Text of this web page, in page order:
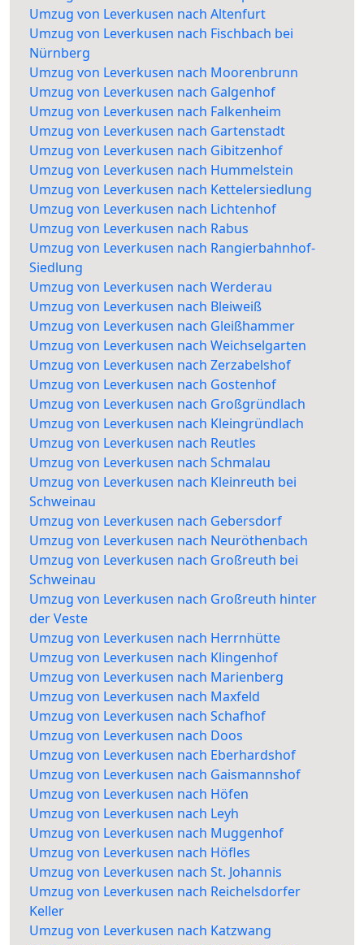
Umzug von Leverkusen nach Altenfurt
Umzug von Leverkusen nach Fischbach bei
Nürnberg
Umzug von Leverkusen nach Moorenbrunn
Umzug von Leverkusen nach Galgenhof
Umzug von Leverkusen nach Falkenheim
Umzug von Leverkusen nach Gartenstadt
Umzug von Leverkusen nach Gibitzenhof
Umzug von Leverkusen nach Hummelstein
Umzug von Leverkusen nach Kettelersiedlung
Umzug von Leverkusen nach Lichtenhof
Umzug von Leverkusen nach Rabus
Umzug von Leverkusen nach Rangierbahnhof-
Siedlung
Umzug von Leverkusen nach Werderau
Umzug von Leverkusen nach Bleiweiß
Umzug von Leverkusen nach Gleißhammer
Umzug von Leverkusen nach Weichselgarten
Umzug von Leverkusen nach Zerzabelshof
Umzug von Leverkusen nach Gostenhof
Umzug von Leverkusen nach Großgründlach
Umzug von Leverkusen nach Kleingründlach
Umzug von Leverkusen nach Reutles
Umzug von Leverkusen nach Schmalau
Umzug von Leverkusen nach Kleinreuth bei
Schweinau
Umzug von Leverkusen nach Gebersdorf
Umzug von Leverkusen nach Neuröthenbach
Umzug von Leverkusen nach Großreuth bei
Schweinau
Umzug von Leverkusen nach Großreuth hinter
der Veste
Umzug von Leverkusen nach Herrnhütte
Umzug von Leverkusen nach Klingenhof
Umzug von Leverkusen nach Marienberg
Umzug von Leverkusen nach Maxfeld
Umzug von Leverkusen nach Schafhof
Umzug von Leverkusen nach Doos
Umzug von Leverkusen nach Eberhardshof
Umzug von Leverkusen nach Gaismannshof
Umzug von Leverkusen nach Höfen
Umzug von Leverkusen nach Leyh
Umzug von Leverkusen nach Muggenhof
Umzug von Leverkusen nach Höfles
Umzug von Leverkusen nach St. Johannis
Umzug von Leverkusen nach Reichelsdorfer
Keller
Umzug von Leverkusen nach Katzwang